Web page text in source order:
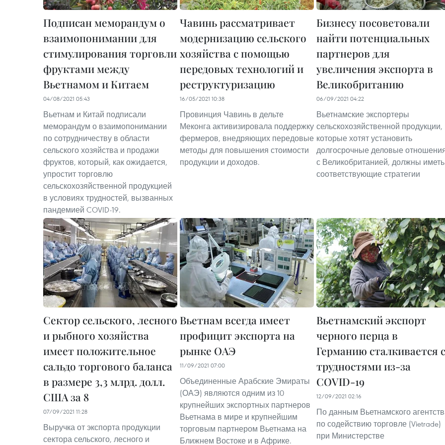
Подписан меморандум о
взаимопонимании для
стимулирования торговли
фруктами между
Вьетнамом и Китаем
04/08/2021 05:43
Вьетнам и Китай подписали
меморандум о взаимопонимании
по сотрудничеству в области
сельского хозяйства и продажи
фруктов, который, как ожидается,
упростит торговлю
сельскохозяйственной продукцией
в условиях трудностей, вызванных
пандемией COVID-19.
Чавинь рассматривает
модернизацию сельского
хозяйства с помощью
передовых технологий и
реструктуризацию
16/05/2021 10:38
Провинция Чавинь в дельте
Меконга активизировала поддержку
фермеров, внедряющих передовые
методы для повышения стоимости
продукции и доходов.
Бизнесу посоветовали
найти потенциальных
партнеров для
увеличения экспорта в
Великобританию
06/09/2021 04:22
Вьетнамские экспортеры
сельскохозяйственной продукции,
которые хотят установить
долгосрочные деловые
с Великобританией, должны иметь
соответствующие стратегии
Сектор сельского, лесного
и рыбного хозяйства
имеет положительное
сальдо торгового баланса
в размере 3,3 млрд. долл.
США за 8
07/09/2021 11:28
Выручка от экспорта продукции
сектора сельского, лесного и
Вьетнам всегда имеет
профицит экспорта на
рынке ОАЭ
11/09/2021 07:00
Объединенные Арабские Эмираты
(ОАЭ) являются одним из 10
крупнейших экспортных партнеров
Вьетнама в мире и крупнейшим
торговым партнером Вьетнама на
Ближнем Востоке и в Африке.
Вьетнамский экспорт
черного перца в
Германию сталкивается с
трудностями из-за
COVID-19
12/09/2021 02:16
По данным Вьетнамского
по содействию торговле (Vietrade)
при Министерстве